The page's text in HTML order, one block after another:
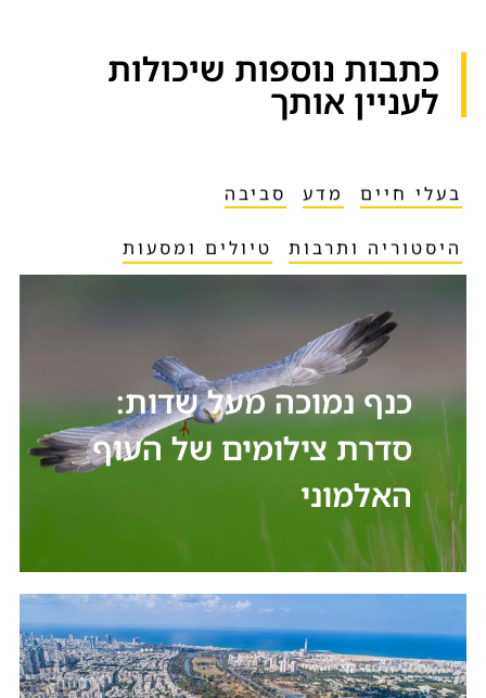
כתבות נוספות שיכולות
לעניין אותך​
בעלי חיים מדע סביבה
היסטוריה ותרבות טיולים ומסעות
כנף נמוכה מעל שדות:
סדרת צילומים של העוף
האלמוני